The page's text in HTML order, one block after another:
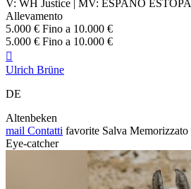
V: WH Justice | MV: ESPANO ESTOPA
Allevamento
5.000 € Fino a 10.000 €
5.000 € Fino a 10.000 €

Ulrich Brüne
DE
Altenbeken
mail Contatti favorite Salva Memorizzato
Eye-catcher